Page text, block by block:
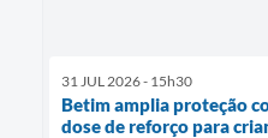
31 JUL 2026 - 15h30
Betim amplia proteção
dose de reforço para